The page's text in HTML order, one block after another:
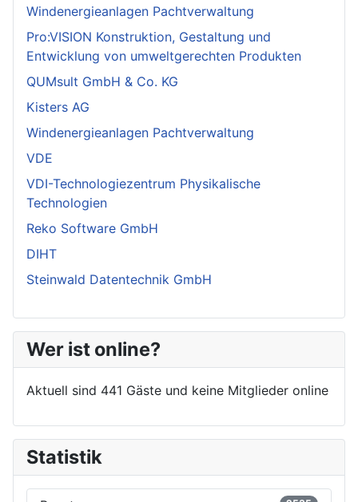
Windenergieanlagen Pachtverwaltung
Pro:VISION Konstruktion, Gestaltung und
Entwicklung von umweltgerechten Produkten
QUMsult GmbH & Co. KG
Kisters AG
Windenergieanlagen Pachtverwaltung
VDE
VDI-Technologiezentrum Physikalische
Technologien
Reko Software GmbH
DIHT
Steinwald Datentechnik GmbH
Wer ist online?
Aktuell sind 441 Gäste und keine Mitglieder online
Statistik